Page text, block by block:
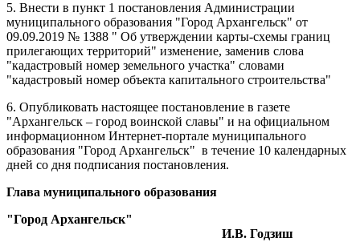
5. Внести в пункт 1 постановления Администрации
муниципального образования "Город Архангельск" от
09.09.2019 № 1388 " Об утверждении карты-схемы границ
прилегающих территорий" изменение, заменив слова
"кадастровый номер земельного участка" словами
"кадастровый номер объекта капитального строительства"
6. Опубликовать настоящее постановление в газете
"Архангельск – город воинской славы" и на официальном
информационном Интернет-портале муниципального
образования "Город Архангельск" в течение 10 календарных
дней со дня подписания постановления.
Глава муниципального образования
"Город Архангельск"
И.В. Годзиш